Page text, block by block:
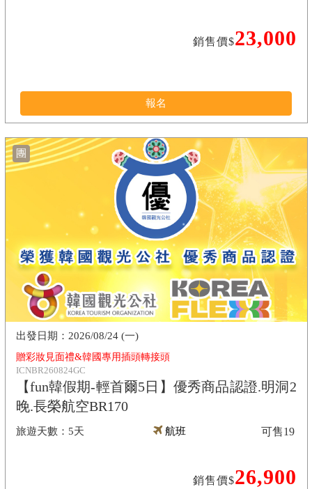
銷售價$23,000
報名
團
贈彩妝見面禮&韓國專用插頭轉接頭
ICNBR260824GC
【fun韓假期-輕首爾5日】優秀商品認證.明洞2
晚.長榮航空BR170
5天
2026/08/24 (一)
航班
銷售價$26,900
可售19